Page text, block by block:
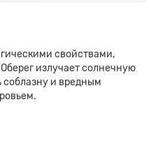
свойствами,
излучает солнечную
соблазну и вредным